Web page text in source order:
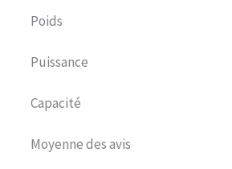
Poids
Puissance
Capacité
Moyenne des avis